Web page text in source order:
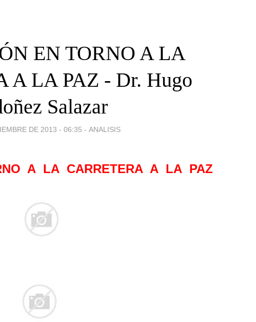
EN TORNO A LA
A LA PAZ - Dr. Hugo
Salazar
DE 2013 - 06:35 - ANALISIS
A LA CARRETERA A LA PAZ